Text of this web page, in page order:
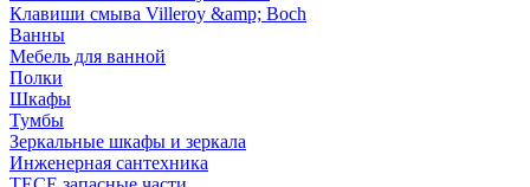
Клавиши смыва Villeroy &amp; Boch
Ванны
Мебель для ванной
Полки
Шкафы
Тумбы
Зеркальные шкафы и зеркала
Инженерная сантехника